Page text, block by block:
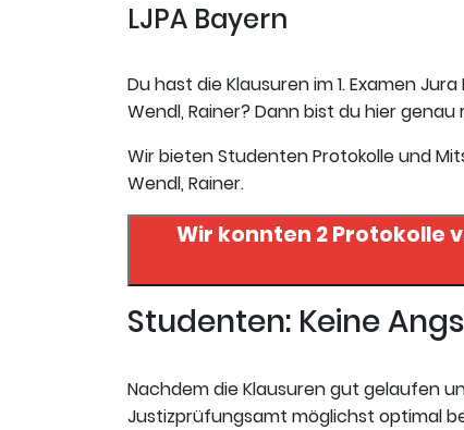
LJPA Bayern
Du hast die Klausuren im 1. Examen
Wendl, Rainer? Dann bist du hier genau
Wir bieten Studenten Protokolle und
Wendl, Rainer.
Wir konnten 2 Protokolle
Studenten: Keine
Nachdem die Klausuren gut gelaufen
Justizprüfungsamt möglichst optimal